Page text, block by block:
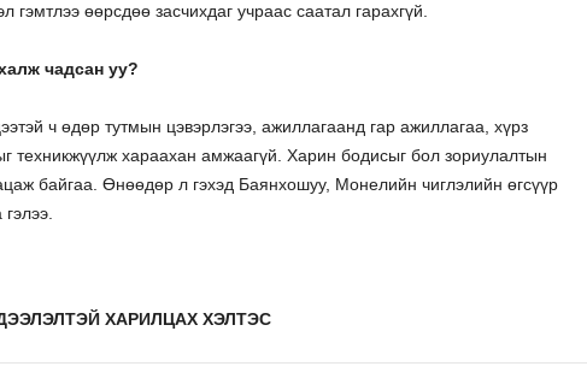
гэмтлээ өөрсдөө засчихдаг учраас саатал гарахгүй.
чадсан уу?
ч өдөр тутмын цэвэрлэгээ, ажиллагаанд гар ажиллагаа, хүрз
техникжүүлж хараахан амжаагүй. Харин бодисыг бол зориулалтын
байгаа. Өнөөдөр л гэхэд Баянхошуу, Монелийн чиглэлийн өгсүүр
ХАРИЛЦАХ ХЭЛТЭС